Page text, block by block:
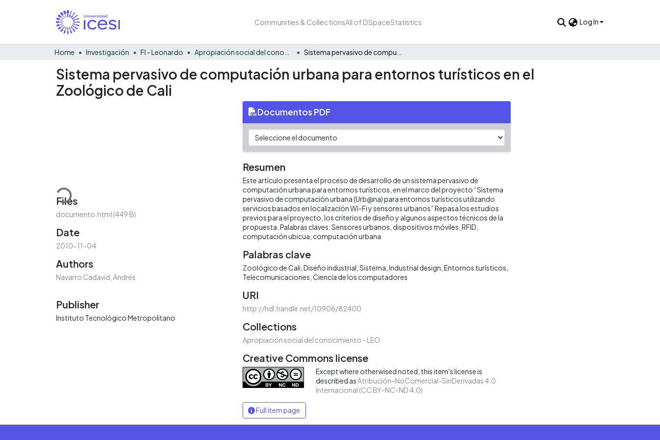
Communities & CollectionsAll of DSpaceStatistics Log In
Home Investigación FI - Leonardo
Sistema pervasivo de computación urbana para entornos turísticos en el
Zoológico de Cali
Loading...
Files
documento.html (449 B)
Date
2010-11-04
Authors
Navarro Cadavid, Andrés
Publisher
Instituto Tecnológico Metropolitano
Documentos PDF
Resumen
Este artículo presenta el proceso de desarrollo de un sistema pervasivo de
computación urbana para entornos turísticos, en el marco del proyecto “Sistema
pervasivo de computación urbana (Urb@na) para entornos turísticos utilizando
servicios basados en localización Wi-Fi y sensores urbanos” Repasa los estudios
previos para el proyecto, los criterios de diseño y algunos aspectos técnicos de la
propuesta. Palabras claves: Sensores urbanos, dispositivos móviles, RFID,
computación ubicua, computación urbana
Palabras clave
Zoológico de Cali Diseño industrial Sistema Industrial design Entornos turísticos
Telecomunicaciones Ciencia de los computadores
URI
http://hdl.handle.net/10906/82400
Collections
Apropiación social del conocimiento - LEO
Creative Commons license
Except where otherwised noted, this item's license is
described as Atribución-NoComercial-SinDerivadas 4.0
Internacional (CC BY-NC-ND 4.0)
Full item page